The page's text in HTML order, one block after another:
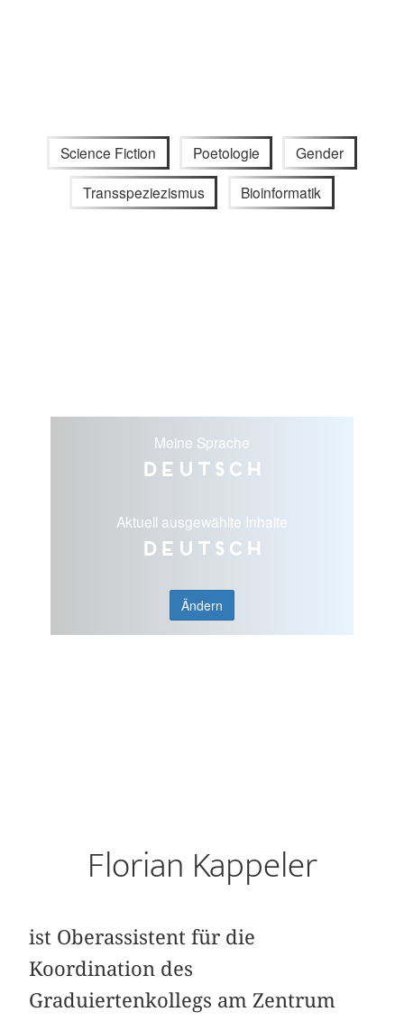
Science Fiction Poetologie Gender
Transspeziezismus Bioinformatik
Meine Sprache
Deutsch
Aktuell ausgewählte Inhalte
Deutsch
Ändern
Florian Kappeler
ist Oberassistent für die
Koordination des
Graduiertenkollegs am Zentrum